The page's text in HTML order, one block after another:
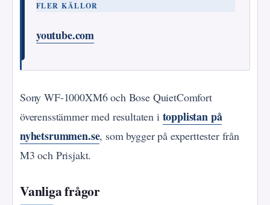
FLER KÄLLOR
youtube.com
Sony WF-1000XM6 och Bose QuietComfort
överensstämmer med resultaten i topplistan på
nyhetsrummen.se, som bygger på experttester från
M3 och Prisjakt.
Vanliga frågor